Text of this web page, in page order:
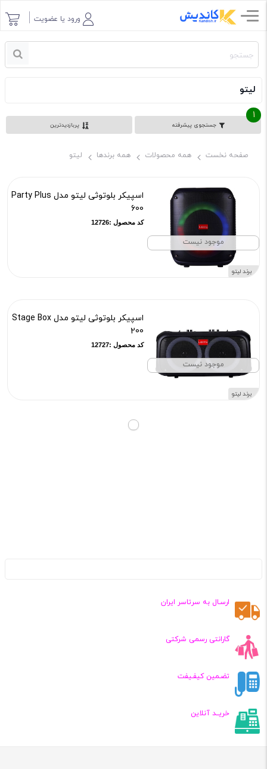
ورود یا عضویت
لیتو
جستجوی پیشرفته
1
پربازدیدترین
صفحه نخست همه محصولات همه برندها لیتو
موجود نیست
برند لیتو
اسپیکر بلوتوثی لیتو مدل Party Plus
600
کد محصول :12726
موجود نیست
برند لیتو
اسپیکر بلوتوثی لیتو مدل Stage Box
200
کد محصول :12727
ارسـال به سرتاسر ایران
گارانتی رسمی شرکتی
تضـمین کیفـیفت
خریــد آنلاین